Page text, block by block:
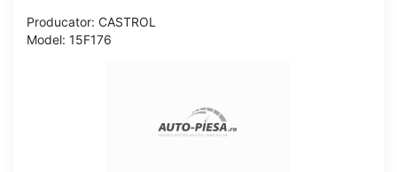
Producator: CASTROL
Model: 15F176